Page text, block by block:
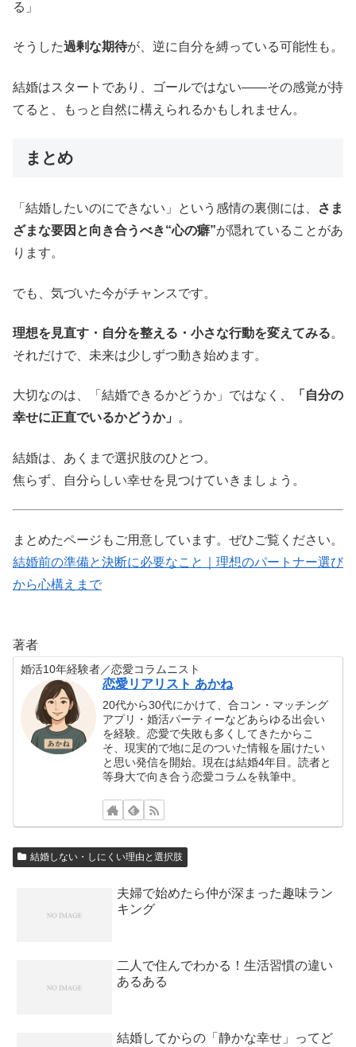
る」
そうした過剰な期待が、逆に自分を縛っている可能性も。
結婚はスタートであり、ゴールではない――その感覚が持
てると、もっと自然に構えられるかもしれません。
まとめ
「結婚したいのにできない」という感情の裏側には、
さま
ざまな要因と向き合うべき“心の癖”が隠れていることがあ
ります。
でも、気づいた今がチャンスです。
理想を見直す・自分を整える・小さな行動を変えてみる。
それだけで、未来は少しずつ動き始めます。
大切なのは、「結婚できるかどうか」ではなく、
「自分の
幸せに正直でいるかどうか」
。
結婚は、あくまで選択肢のひとつ。
焦らず、自分らしい幸せを見つけていきましょう。
まとめたページもご用意しています。ぜひご覧ください。
結婚前の準備と決断に必要なこと｜理想のパートナー選び
から心構えまで
著者
婚活10年経験者／恋愛コラムニスト
恋愛リアリスト あかね
20代から30代にかけて、合コン・マッチング
アプリ・婚活パーティーなどあらゆる出会い
を経験。恋愛で失敗も多くしてきたからこ
そ、現実的で地に足のついた情報を届けたい
と思い発信を開始。現在は結婚4年目。読者と
等身大で向き合う恋愛コラムを執筆中。
結婚しない・しにくい理由と選択肢
夫婦で始めたら仲が深まった趣味ラン
キング
二人で住んでわかる！生活習慣の違い
あるある
結婚してからの「静かな幸せ」ってど